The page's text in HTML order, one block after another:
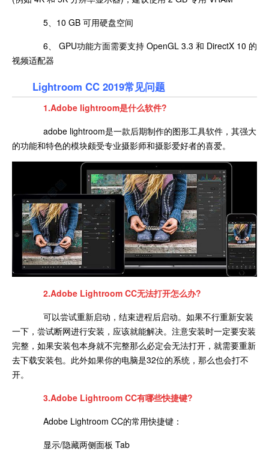
5、10 GB 可用硬盘空间
6、 GPU功能方面需要支持 OpenGL 3.3 和 DirectX 10 的
视频适配器
Lightroom CC 2019常见问题
1.Adobe lightroom是什么软件?
adobe lightroom是一款后期制作的图形工具软件，其强大
的功能和特色的模块颇受专业摄影师和摄影爱好者的喜爱。
2.Adobe Lightroom CC无法打开怎么办?
可以尝试重新启动，结束进程后启动。如果不行重新安装
一下，尝试断网进行安装，应该就能解决。注意安装时一定要安装
完整，如果安装包本身就不完整那么必定会无法打开，就需要重新
去下载安装包。此外如果你的电脑是32位的系统，那么也会打不
开。
3.Adobe Lightroom CC有哪些快捷键?
Adobe Lightroom CC的常用快捷键：
显示/隐藏两侧面板 Tab